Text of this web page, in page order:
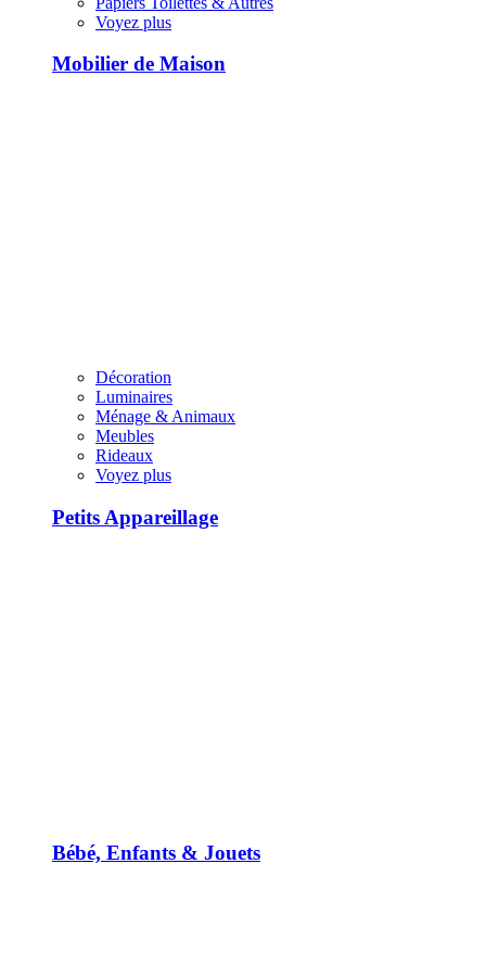
Voyez plus
Mobilier de Maison
Décoration
Luminaires
Ménage & Animaux
Meubles
Rideaux
Voyez plus
Petits Appareillage
Bébé, Enfants & Jouets